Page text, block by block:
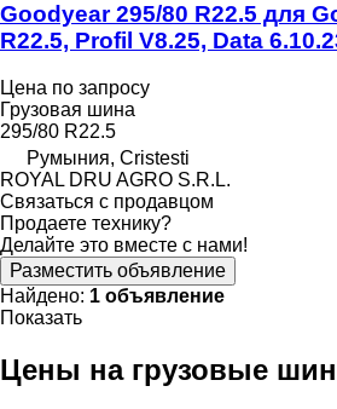
Goodyear 295/80 R22.5 для
R22.5, Profil V8.25, Data
Цена по запросу
Грузовая шина
295/80 R22.5
Румыния, Cristesti
ROYAL DRU AGRO S.R.L.
Связаться с продавцом
Продаете технику?
Делайте это вместе с нами!
Разместить объявление
Найдено: 1 объявление
Показать
Цены на грузовые